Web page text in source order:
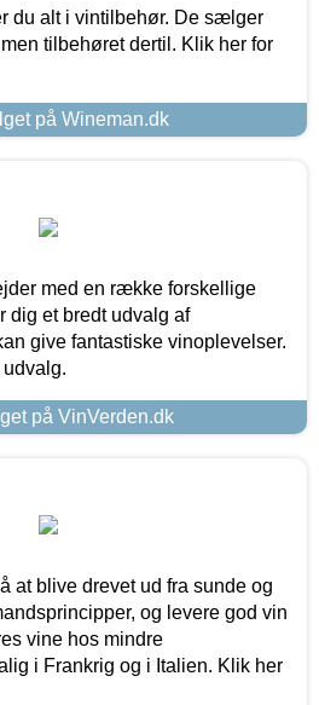
du alt i vintilbehør. De sælger
tilbehøret dertil. Klik her for
på Wineman.dk
med en række forskellige
dig et bredt udvalg af
give fantastiske vinoplevelser.
på VinVerden.dk
at blive drevet ud fra sunde og
og levere god vin
vine hos mindre
i Frankrig og i Italien. Klik her